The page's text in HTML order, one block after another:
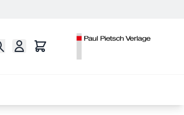
Warenkorb